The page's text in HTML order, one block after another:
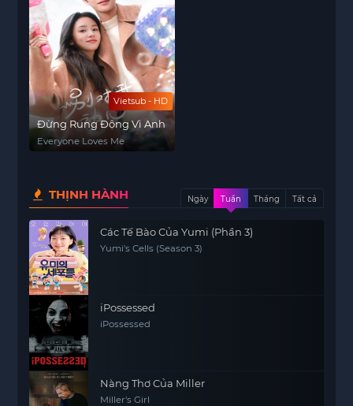
Vietsub - HD
Đừng Rung Động Vì Anh
Everyone Loves Me
THỊNH HÀNH Ngày Tuần Tháng Tất cả
Các Tế Bào Của Yumi (Phần 3)
Yumi's Cells (Season 3)
iPossessed
iPossessed
Nàng Thơ Của Miller
Miller's Girl